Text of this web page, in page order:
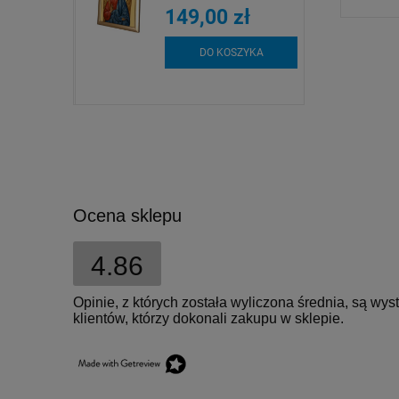
149,00 zł
DO KOSZYKA
115,00 zł
DO KOSZYKA
Ocena sklepu
4.86
Opinie, z których została wyliczona średnia, są
klientów, którzy dokonali zakupu w sklepie.